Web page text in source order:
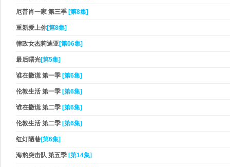
厄普肖一家 第三季 [第8集]
重新爱上你[第8集]
律政女杰莉迪亚[第06集]
最后曙光[第5集]
谁在撒谎 第一季 [第6集]
伦敦生活 第一季 [第6集]
谁在撒谎 第二季 [第6集]
伦敦生活 第二季 [第6集]
红灯陋巷[第6集]
海豹突击队 第五季 [第14集]